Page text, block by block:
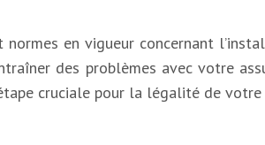
en vigueur concernant
des problèmes avec votre
étape cruciale pour la légalité de